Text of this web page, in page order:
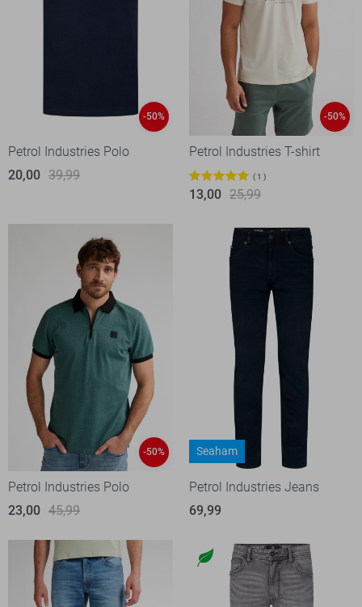
-50%
Petrol Industries Polo
20,00 39,99
-50%
Petrol Industries T-shirt
1
13,00 25,99
-50%
Petrol Industries Polo
23,00 45,99
Seaham
Petrol Industries Jeans
69,99